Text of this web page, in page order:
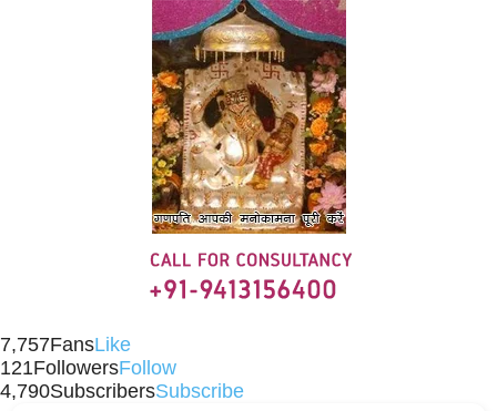
7,757FansLike
121FollowersFollow
4,790SubscribersSubscribe